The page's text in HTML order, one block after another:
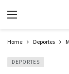
Home Deportes
DEPORTES